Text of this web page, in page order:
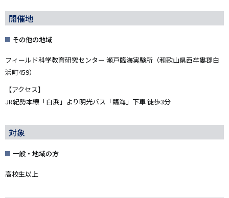
開催地
その他の地域
フィールド科学教育研究センター 瀬戸臨海実験所（和歌山県西牟婁郡白
浜町459）
【アクセス】
JR紀勢本線「白浜」より明光バス「臨海」下車 徒歩3分
対象
一般・地域の方
高校生以上